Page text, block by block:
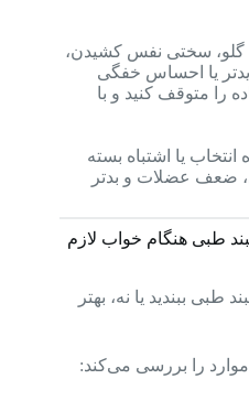
گلو، سختی نفس کشیدن،
یا احساس خفگی
را متوقف کنید و با
یا اشتباه بسته
ضعف عضلات و بدتر
طبی هنگام خواب لازم
ببندید یا نه، بهتر
موارد را بررسی می‌کند: